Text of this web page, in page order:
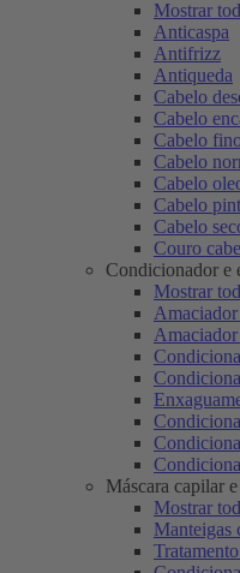
Mostrar
Anticaspa
Antifrizz
Antiqueda
Cabelo
Cabelo
Cabelo
Cabelo
Cabelo
Cabelo
Cabelo
Couro
Condicionador e
Mostrar
Máscara capilar
Mostrar
Manteigas